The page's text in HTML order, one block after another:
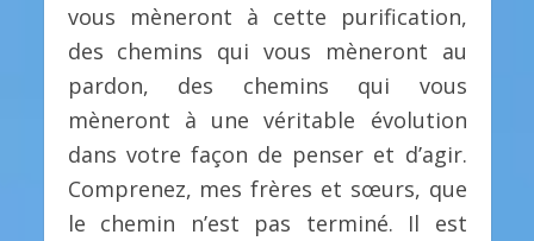
vous mèneront à cette purification,
des chemins qui vous mèneront au
pardon, des chemins qui vous
mèneront à une véritable évolution
dans votre façon de penser et d’agir.
Comprenez, mes frères et sœurs, que
le chemin n’est pas terminé. Il est